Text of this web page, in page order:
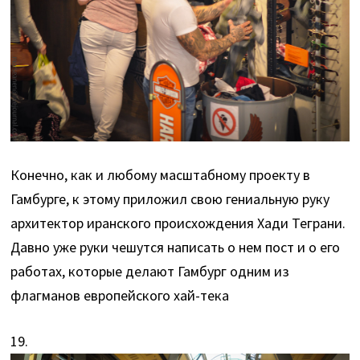
Конечно, как и любому масштабному проекту в
Гамбурге, к этому приложил свою гениальную руку
архитектор иранского происхождения Хади Теграни.
Давно уже руки чешутся написать о нем пост и о его
работах, которые делают Гамбург одним из
флагманов европейского хай-тека
19.